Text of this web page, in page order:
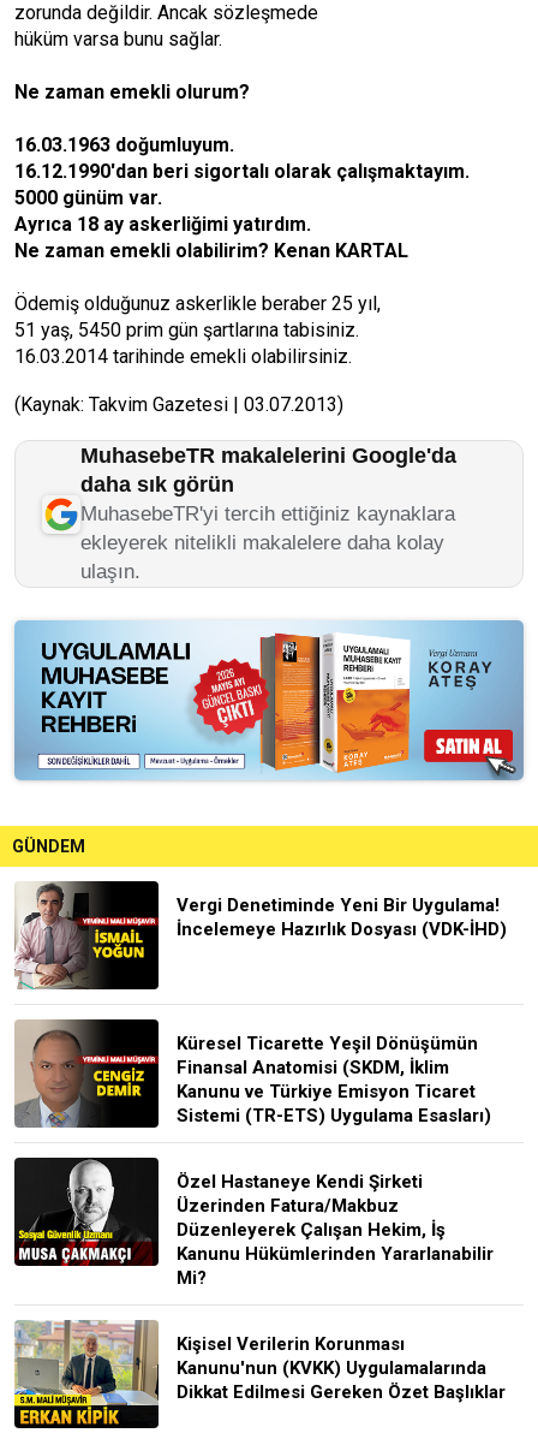
zorunda değildir. Ancak sözleşmede
hüküm varsa bunu sağlar.
Ne zaman emekli olurum?
16.03.1963 doğumluyum.
16.12.1990'dan beri sigortalı olarak çalışmaktayım.
5000 günüm var.
Ayrıca 18 ay askerliğimi yatırdım.
Ne zaman emekli olabilirim? Kenan KARTAL
Ödemiş olduğunuz askerlikle beraber 25 yıl,
51 yaş, 5450 prim gün şartlarına tabisiniz.
16.03.2014 tarihinde emekli olabilirsiniz.
(Kaynak: Takvim Gazetesi | 03.07.2013)
MuhasebeTR makalelerini Google'da
daha sık görün
MuhasebeTR'yi tercih ettiğiniz kaynaklara
ekleyerek nitelikli makalelere daha kolay
ulaşın.
GÜNDEM
Vergi Denetiminde Yeni Bir Uygulama!
İncelemeye Hazırlık Dosyası (VDK-İHD)
Küresel Ticarette Yeşil Dönüşümün
Finansal Anatomisi (SKDM, İklim
Kanunu ve Türkiye Emisyon Ticaret
Sistemi (TR-ETS) Uygulama Esasları)
Özel Hastaneye Kendi Şirketi
Üzerinden Fatura/Makbuz
Düzenleyerek Çalışan Hekim, İş
Kanunu Hükümlerinden Yararlanabilir
Mi?
Kişisel Verilerin Korunması
Kanunu'nun (KVKK) Uygulamalarında
Dikkat Edilmesi Gereken Özet Başlıklar